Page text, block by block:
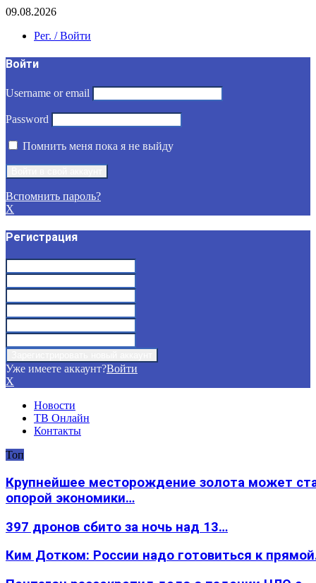
09.08.2026
Рег. / Войти
Войти
Username or email
Password
Помнить меня пока я не выйду
Вспомнить пароль?
X
Регистрация
Уже имеете аккаунт?Войти
X
Новости
ТВ Онлайн
Контакты
Топ
Крупнейшее месторождение золота может
опорой экономики…
397 дронов сбито за ночь над 13…
Ким Дотком: России надо готовиться к